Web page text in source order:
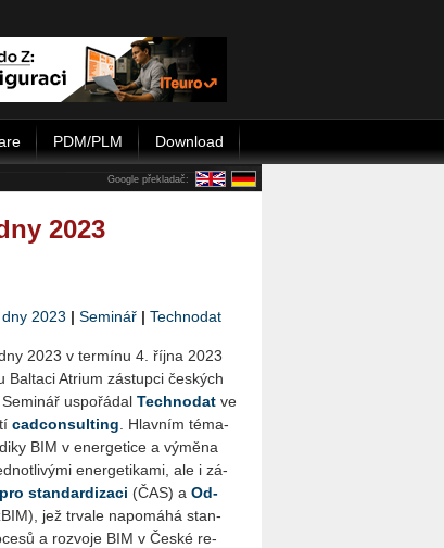
PDM/PLM Download
Google překladač:
2023
2023 | Se­mi­nář | Tech­no­dat
2023 v ter­mí­nu 4. října 2023
Bal­ta­ci Atri­um zá­stup­ci čes­kých
uspo­řá­dal Tech­no­dat ve
cad­con­sul­ting . Hlav­ním té­ma­
BIM v ener­ge­ti­ce a vý­mě­na
ener­ge­ti­ka­mi, ale i zá­
stan­dar­di­za­ci (ČAS) a Od­
jež tr­va­le na­po­má­há stan­
a roz­vo­je BIM v České re­